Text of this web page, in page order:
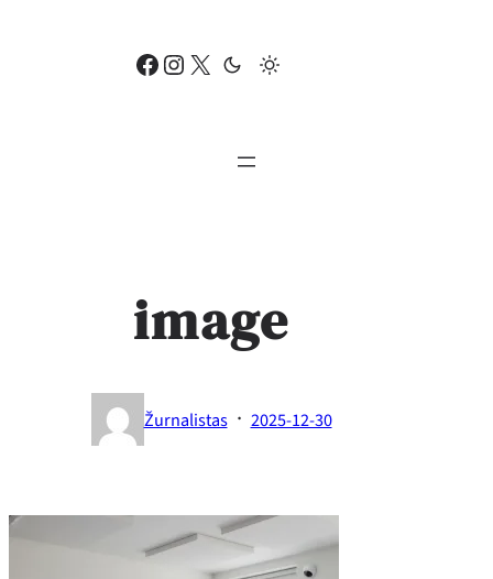
Facebook Instagram X
image
Žurnalistas · 2025-12-30